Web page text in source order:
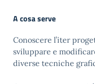
A cosa serve
Conoscere l’iter
sviluppare e
diverse tecniche